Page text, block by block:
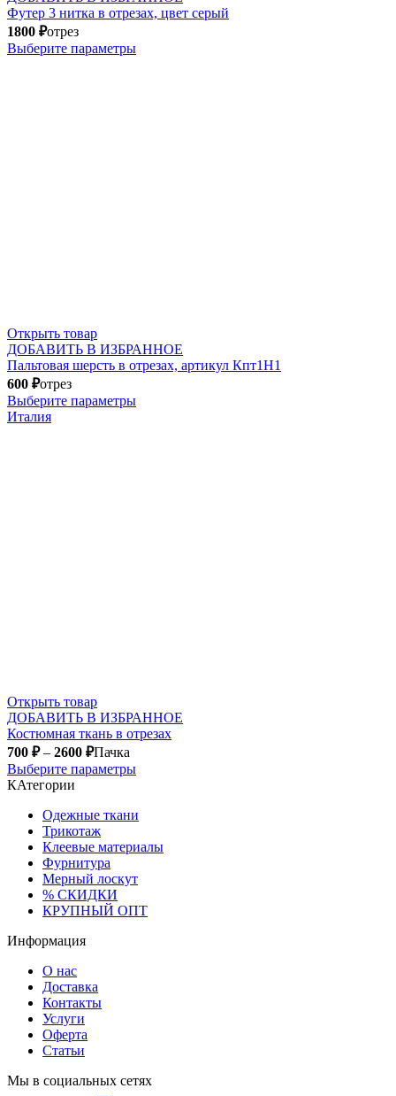
Футер 3 нитка в отрезах, цвет серый
1800 ₽отрез
Выберите параметры
Открыть товар
ДОБАВИТЬ В ИЗБРАННОЕ
Пальтовая шерсть в отрезах, артикул Кпт1Н1
600 ₽отрез
Выберите параметры
Италия
Открыть товар
ДОБАВИТЬ В ИЗБРАННОЕ
Костюмная ткань в отрезах
700 ₽– 2600 ₽Пачка
Выберите параметры
КАтегории
Одежные ткани
Трикотаж
Клеевые материалы
Фурнитура
Мерный лоскут
% СКИДКИ
КРУПНЫЙ ОПТ
Информация
О нас
Доставка
Контакты
Услуги
Оферта
Статьи
Мы в социальных сетях